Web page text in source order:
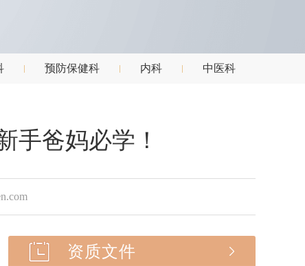
预防保健科 内科 中医科
手爸妈必学！
资质文件